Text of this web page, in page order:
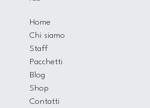
Home
Chi siamo
Staff
Pacchetti
Blog
Shop
Contatti